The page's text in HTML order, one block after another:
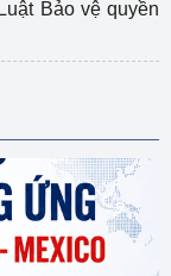
Bảo vệ quyền